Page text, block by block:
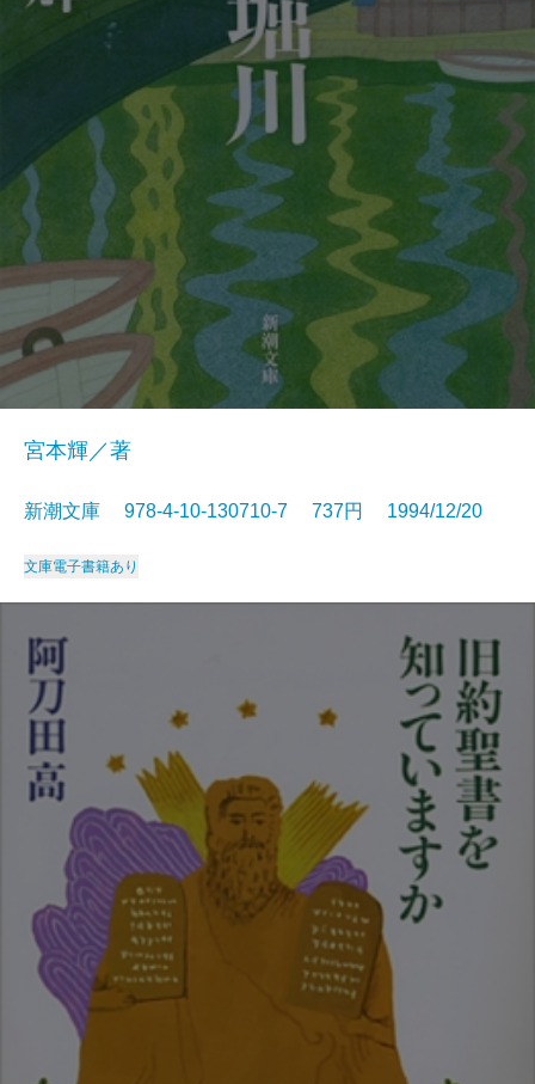
宮本輝／著
新潮文庫 978-4-10-130710-7 737円 1994/12/20
文庫電子書籍あり